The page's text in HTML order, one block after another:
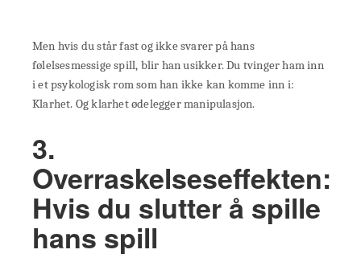
Men hvis du står fast og ikke svarer på hans
følelsesmessige spill, blir han usikker. Du tvinger ham inn
i et psykologisk rom som han ikke kan komme inn i:
Klarhet. Og klarhet ødelegger manipulasjon.
3.
Overraskelseseffekten:
Hvis du slutter å spille
hans spill